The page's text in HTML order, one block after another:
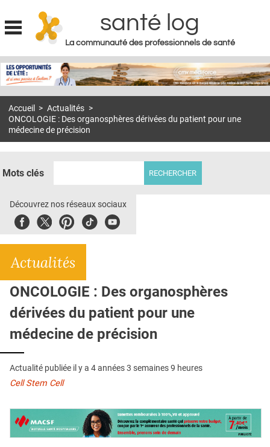
Jump to navigation
santé log
La communauté des professionnels de santé
MON COMPTE
S'ABONNER À LA REVUE SOIN À DOMICILE
E-REVUE SAD
THÉMA
CRÉDITS
Accueil > Actualités >
ONCOLOGIE : Des organosphères dérivées du patient pour une
médecine de précision
Mots clés
Découvrez nos réseaux sociaux
FacebookTwitterPinterest
TiktokYoubute
Actualités
ONCOLOGIE : Des organosphères
dérivées du patient pour une
médecine de précision
Actualité publiée il y a 4 années 3 semaines 9 heures
Cell Stem Cell